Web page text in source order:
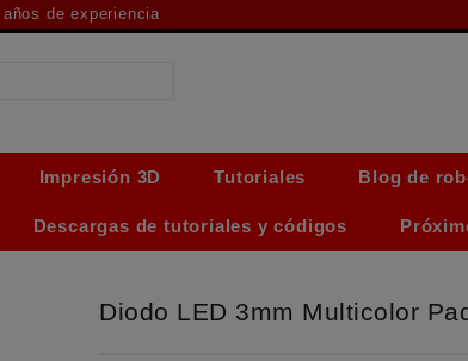
de experiencia
Impresión 3D Tutoriales Blog de
Descargas de tutoriales y códigos
Diodo LED 3mm Multicolor